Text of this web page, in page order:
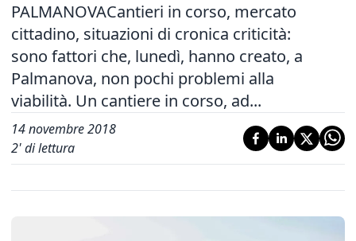
PALMANOVACantieri in corso, mercato
cittadino, situazioni di cronica criticità:
sono fattori che, lunedì, hanno creato, a
Palmanova, non pochi problemi alla
viabilità. Un cantiere in corso, ad...
14 novembre 2018
2' di lettura